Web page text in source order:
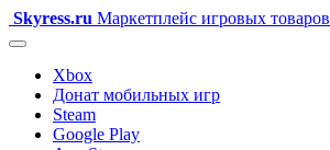
Skyress.ru Маркетплейс игровых товаров
Xbox
Донат мобильных игр
Steam
Google Play